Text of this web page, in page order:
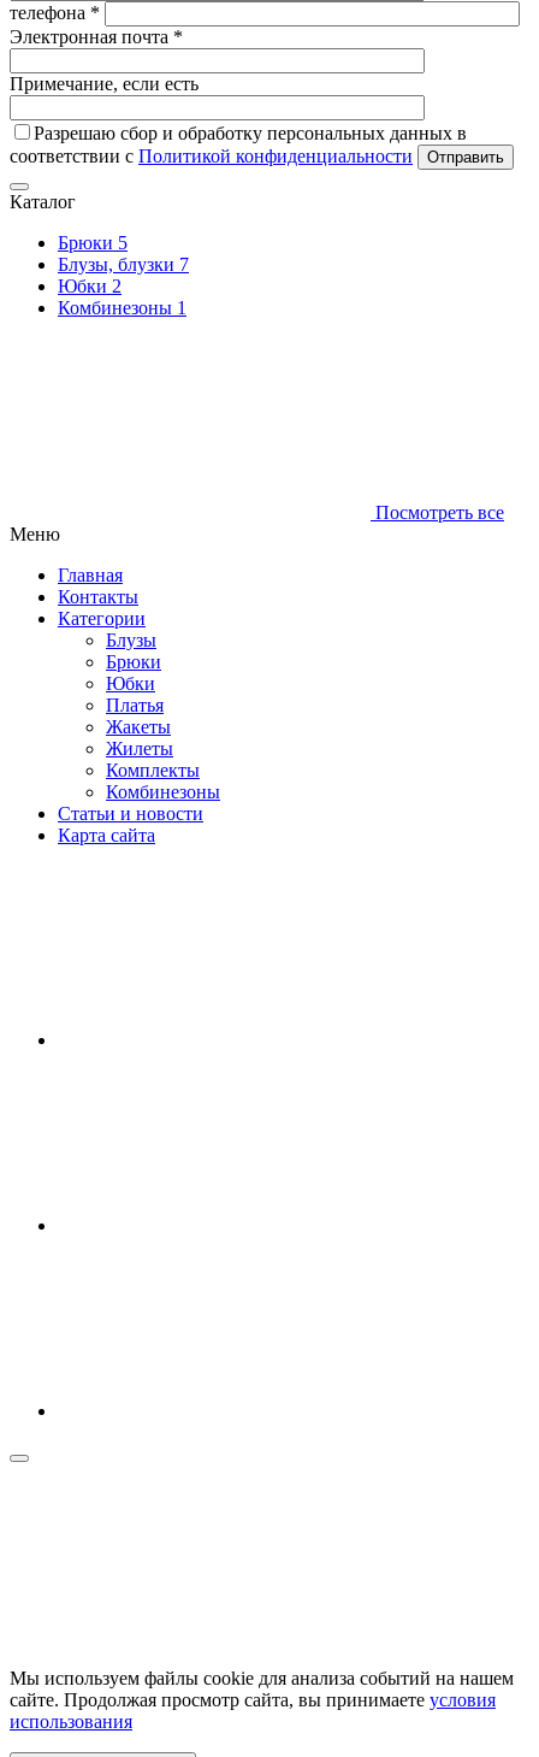
телефона *
Электронная почта *
Примечание, если есть
Разрешаю сбор и обработку персональных данных в
соответствии с Политикой конфиденциальности Отправить
Каталог
Брюки 5
Блузы, блузки 7
Юбки 2
Комбинезоны 1
Посмотреть все
Меню
Главная
Контакты
Категории
Блузы
Брюки
Юбки
Платья
Жакеты
Жилеты
Комплекты
Комбинезоны
Статьи и новости
Карта сайта
Мы используем файлы cookie для анализа событий на нашем
сайте. Продолжая просмотр сайта, вы принимаете условия
использования